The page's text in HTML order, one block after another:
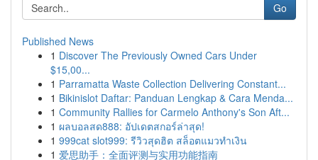
Go
Published News
1 Discover The Previously Owned Cars Under
$15,00...
1 Parramatta Waste Collection Delivering Constant...
1 Bikinislot Daftar: Panduan Lengkap & Cara Menda...
1 Community Rallies for Carmelo Anthony's Son Aft...
1 ผลบอลสด888: อัปเดตสกอร์ล่าสุด!
1 999cat slot999: รีวิวสุดฮิต สล็อตแมวทำเงิน
1 爱思助手：全面评测与实用功能指南